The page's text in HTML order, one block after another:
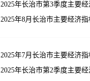
2025年长治市第3季度主要
2025年8月长治市主要经济指
2025年7月长治市主要经济指
2025年长治市第2季度主要